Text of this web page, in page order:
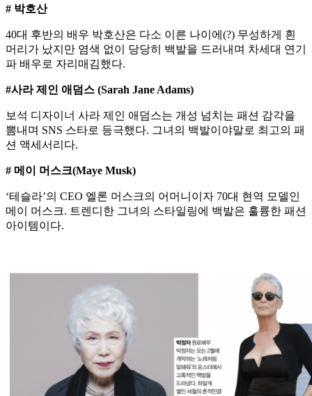
# 박호산
40대 후반의 배우 박호산은 다소 이른 나이에(?) 무성하게 흰
머리가 났지만 염색 없이 당당히 백발을 드러내며 차세대 연기
파 배우로 자리매김했다.
#사라 제인 애덤스 (Sarah Jane Adams)
보석 디자이너 사라 제인 애덤스는 개성 넘치는 패션 감각을
뽐내며 SNS 스타로 등극했다. 그녀의 백발이야말로 최고의 패
션 액세서리다.
# 메이 머스크(Maye Musk)
‘테슬라’의 CEO 엘론 머스크의 어머니이자 70대 현역 모델인
메이 머스크. 트렌디한 그녀의 스타일링에 백발은 훌륭한 패션
아이템이다.